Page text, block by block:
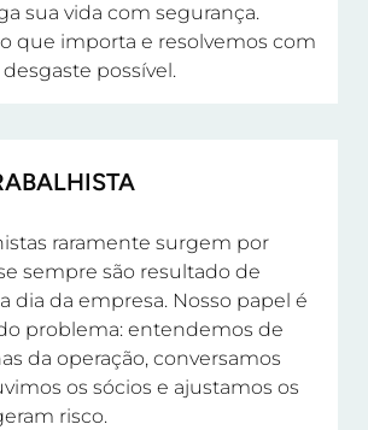
sua vida com segurança.
que importa e resolvemos com
possível.
raramente surgem por
sempre são resultado de
dia da empresa. Nosso papel é
problema: entendemos de
da operação, conversamos
os sócios e ajustamos os
risco.